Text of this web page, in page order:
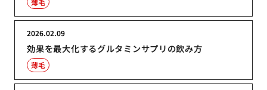
効果を最大化するグルタミンサプリの飲み方
2026.02.09
薄毛